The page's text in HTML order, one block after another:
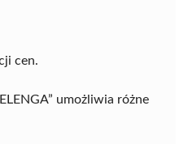
cen.
umożliwia różne